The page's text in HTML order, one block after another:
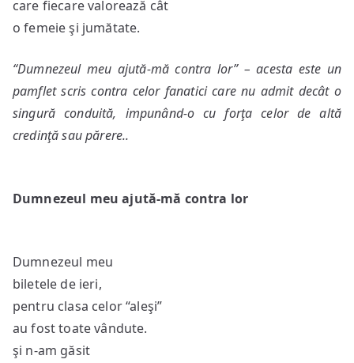
care fiecare valorează cât
o femeie şi jumătate.
“Dumnezeul meu ajută-mă contra lor” – acesta este un
pamflet scris contra celor fanatici care nu admit decât o
singură conduită, impunând-o cu forţa celor de altă
credinţă sau părere..
Dumnezeul meu ajută-mă contra lor
Dumnezeul meu
biletele de ieri,
pentru clasa celor “aleşi”
au fost toate vândute.
şi n-am găsit